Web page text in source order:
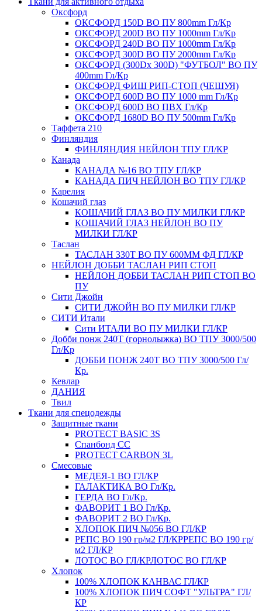
Оксфорд
ОКСФОРД 150D ВО ПУ 800mm Гл/Кр
ОКСФОРД 200D ВО ПУ 1000mm Гл/Кр
ОКСФОРД 240D ВО ПУ 1000mm Гл/Кр
ОКСФОРД 300D ВО ПУ 2000mm Гл/Кр
ОКСФОРД (300Dx 300D) "ФУТБОЛ" ВО ПУ
400mm Гл/Кр
ОКСФОРД ФИШ РИП-СТОП (ЧЕШУЯ)
ОКСФОРД 600D ВО ПУ 1000 mm Гл/Кр
ОКСФОРД 600D ВО ПВХ Гл/Кр
ОКСФОРД 1680D ВО ПУ 500mm Гл/Кр
Таффета 210
Финляндия
ФИНЛЯНДИЯ НЕЙЛОН ТПУ ГЛ/КР
Канада
КАНАДА №16 ВО ТПУ ГЛ/КР
КАНАДА ПИЧ НЕЙЛОН ВО ТПУ ГЛ/КР
Карелия
Кошачий глаз
КОШАЧИЙ ГЛАЗ ВО ПУ МИЛКИ ГЛ/КР
КОШАЧИЙ ГЛАЗ НЕЙЛОН ВО ПУ
МИЛКИ ГЛ/КР
Таслан
ТАСЛАН 330Т ВО ПУ 600ММ ФД ГЛ/КР
НЕЙЛОН ДОББИ ТАСЛАН РИП СТОП
НЕЙЛОН ДОББИ ТАСЛАН РИП СТОП ВО
ПУ
Сити Джойн
СИТИ ДЖОЙН ВО ПУ МИЛКИ ГЛ/КР
СИТИ Итали
Сити ИТАЛИ ВО ПУ МИЛКИ ГЛ/КР
Добби понж 240Т (горнолыжка) ВО ТПУ 3000/500
Гл/Кр
ДОББИ ПОНЖ 240Т ВО ТПУ 3000/500 Гл/
Кр.
Кевлар
ДАНИЯ
Твил
Ткани для спецодежды
Защитные ткани
PROTECT BASIC 3S
Спанбонд СС
PROTECT CARBON 3L
Смесовые
МЕДЕЯ-1 ВО ГЛ/КР
ГАЛАКТИКА ВО Гл/Кр.
ГЕРДА ВО Гл/Кр.
ФАВОРИТ 1 ВО Гл/Кр.
ФАВОРИТ 2 ВО Гл/Кр.
ХЛОПОК ПИЧ №056 ВО ГЛ/КР
РЕПС ВО 190 гр/м2 ГЛ/КРРЕПС ВО 190 гр/
м2 ГЛ/КР
ЛОТОС ВО ГЛ/КРЛОТОС ВО ГЛ/КР
Хлопок
100% ХЛОПОК КАНВАС ГЛ/КР
100% ХЛОПОК ПИЧ СОФТ "УЛЬТРА" ГЛ/
КР